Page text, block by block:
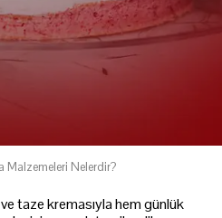
Malzemeleri Nelerdir?
taze kremasıyla hem günlük